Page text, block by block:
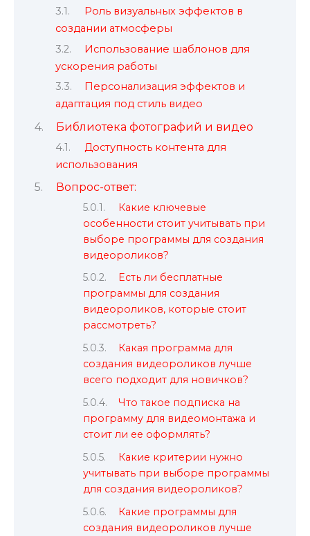
Роль визуальных эффектов в
создании атмосферы
Использование шаблонов для
ускорения работы
Персонализация эффектов и
адаптация под стиль видео
Библиотека фотографий и видео
Доступность контента для
использования
Вопрос-ответ:
Какие ключевые
особенности стоит учитывать при
выборе программы для создания
видеороликов?
Есть ли бесплатные
программы для создания
видеороликов, которые стоит
рассмотреть?
Какая программа для
создания видеороликов лучше
всего подходит для новичков?
Что такое подписка на
программу для видеомонтажа и
стоит ли ее оформлять?
Какие критерии нужно
учитывать при выборе программы
для создания видеороликов?
Какие программы для
создания видеороликов лучше